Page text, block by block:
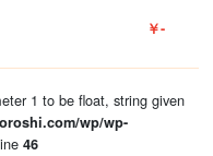
￥-
1 to be float, string given
wp/wp-
46